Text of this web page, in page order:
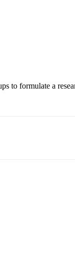
formulate a